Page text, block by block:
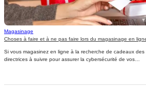
Magasinage
Choses à faire et à ne pas faire lors du magasinage en
Si vous magasinez en ligne à la recherche de cadeaux
directrices à suivre pour assurer la cybersécurité de vos…